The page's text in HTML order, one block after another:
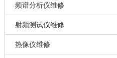
频谱分析仪维修
射频测试仪维修
热像仪维修